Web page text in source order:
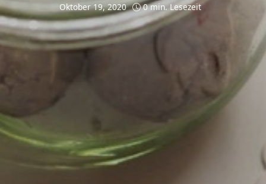
Oktober 19, 2020 0 min. Lesezeit